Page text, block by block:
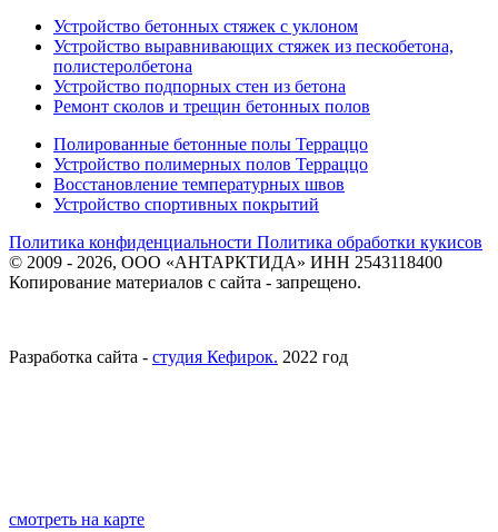
Устройство бетонных стяжек с уклоном
Устройство выравнивающих стяжек из пескобетона,
полистеролбетона
Устройство подпорных стен из бетона
Ремонт сколов и трещин бетонных полов
Полированные бетонные полы Терраццо
Устройство полимерных полов Терраццо
Восстановление температурных швов
Устройство спортивных покрытий
Политика конфиденциальности Политика обработки кукисов
© 2009 - 2026, ООО «АНТАРКТИДА» ИНН 2543118400
Копирование материалов с сайта - запрещено.
Разработка сайта - студия Кефирок. 2022 год
смотреть на карте